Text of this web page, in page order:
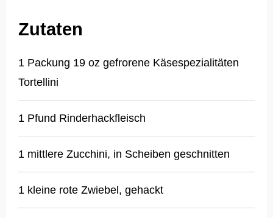
Zutaten
1 Packung 19 oz gefrorene Käsespezialitäten
Tortellini
1 Pfund Rinderhackfleisch
1 mittlere Zucchini, in Scheiben geschnitten
1 kleine rote Zwiebel, gehackt